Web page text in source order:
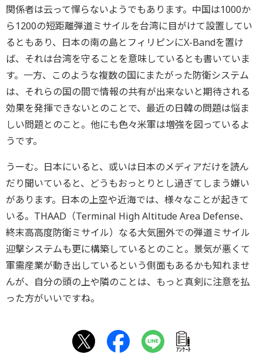
関係者は云って憚らないようでもあります。中国は1000か
ら1200の短距離弾道ミサイルを台湾に目がけて設置してい
るともあり、日本の南の島とフィリピンにX-Bandを置け
ば、それは台湾を守ることを意味しているとも書いていま
す。一方、このような複数の国にまたがった防衛システム
は、それらの国の間で情報の共有が出来ないと期待される
効果を発揮できないとのことで、最近の日韓の問題は悩ま
しい問題とのこと。他にも色々米軍は増強を図っているよ
うです。
うーむ。日本にいると、或いは日本のメディアだけを読ん
だり聞いていると、どうもおっとりとし過ぎてしまう嫌い
があります。日本の上空や近海では、様々なことが起きて
いる。THAAD（Terminal High Altitude Area Defense、
終末高高度防衛ミサイル）なる大気圏外での弾道ミサイル
迎撃システムも更に構築しているとのこと。景気が悪くて
軍需産業が動き出しているという側面もあるかも知れませ
んが、自分の頭の上や隣のことは、もっと真剣に注意を払
った方がいいですね。
ｱﾝｹｰﾄ